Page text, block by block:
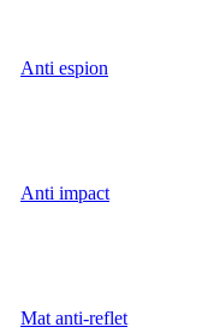
Anti espion
Anti impact
Mat anti-reflet